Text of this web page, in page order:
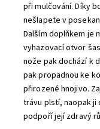
při mulčování. Díky
nešlapete v
Dalším doplňkem je
vyhazovací otvor
nože pak dochází k
pak propadnou ke
přirozené hnojivo.
trávu plstí, naopak
podpoří její zdravý